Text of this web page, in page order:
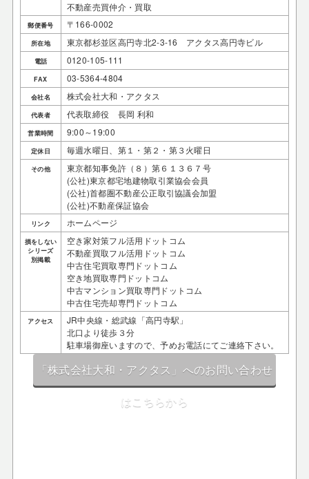
不動産売買仲介・買取
郵便番号 〒166-0002
所在地 東京都杉並区高円寺北2-3-16 アクタス高円寺ビル
電話 0120-105-111
FAX 03-5364-4804
会社名 株式会社大和・アクタス
代表者 代表取締役 長岡 利和
営業時間 9:00～19:00
定休日 毎週水曜日、第１・第２・第３火曜日
その他
東京都知事免許（８）第６１３６７号
(公社)東京都宅地建物取引業協会会員
(公社)首都圏不動産公正取引協議会加盟
(公社)不動産保証協会
リンク ホームページ
損をしない
シリーズ
別掲載
空き家対策フル活用ドットコム
不動産買取フル活用ドットコム
中古住宅買取専門ドットコム
空き地買取専門ドットコム
中古マンション買取専門ドットコム
中古住宅売却専門ドットコム
アクセス
JR中央線・総武線「高円寺駅」
北口より徒歩３分
駐車場御座いますので、予めお電話にてご連絡下さい。
「株式会社大和・アクタス」へのお問い合わせ
はこちらから